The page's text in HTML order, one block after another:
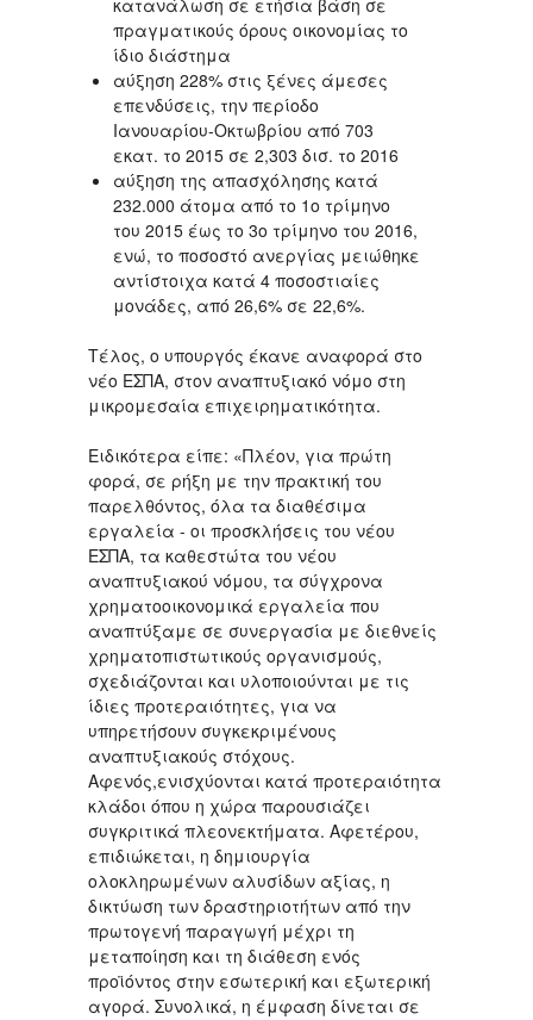
πραγματικούς όρους οικονομίας το
ίδιο διάστημα
αύξηση 228% στις ξένες άμεσες
επενδύσεις, την περίοδο
Ιανουαρίου-Οκτωβρίου από 703
εκατ. το 2015 σε 2,303 δισ. το 2016
αύξηση της απασχόλησης κατά
232.000 άτομα από το 1ο τρίμηνο
του 2015 έως το 3ο τρίμηνο του 2016,
ενώ, το ποσοστό ανεργίας μειώθηκε
αντίστοιχα κατά 4 ποσοστιαίες
μονάδες, από 26,6% σε 22,6%.
Τέλος, ο υπουργός έκανε αναφορά στο
νέο ΕΣΠΑ, στον αναπτυξιακό νόμο στη
μικρομεσαία επιχειρηματικότητα.
Ειδικότερα είπε: «Πλέον, για πρώτη
φορά, σε ρήξη με την πρακτική του
παρελθόντος, όλα τα διαθέσιμα
εργαλεία - οι προσκλήσεις του νέου
ΕΣΠΑ, τα καθεστώτα του νέου
αναπτυξιακού νόμου, τα σύγχρονα
χρηματοοικονομικά εργαλεία που
αναπτύξαμε σε συνεργασία με διεθνείς
χρηματοπιστωτικούς οργανισμούς,
σχεδιάζονται και υλοποιούνται με τις
ίδιες προτεραιότητες, για να
υπηρετήσουν συγκεκριμένους
αναπτυξιακούς στόχους.
Αφενός,ενισχύονται κατά προτεραιότητα
κλάδοι όπου η χώρα παρουσιάζει
συγκριτικά πλεονεκτήματα. Αφετέρου,
επιδιώκεται, η δημιουργία
ολοκληρωμένων αλυσίδων αξίας, η
δικτύωση των δραστηριοτήτων από την
πρωτογενή παραγωγή μέχρι τη
μεταποίηση και τη διάθεση ενός
προϊόντος στην εσωτερική και εξωτερική
αγορά. Συνολικά, η έμφαση δίνεται σε